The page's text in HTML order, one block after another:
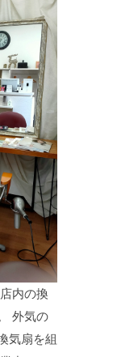
内の換
外気の
気扇を組